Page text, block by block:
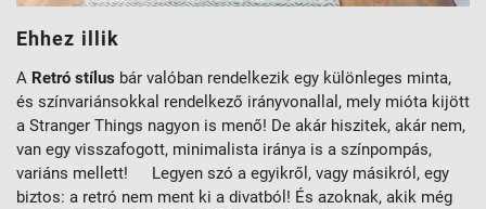
Ehhez illik
A Retró stílus bár valóban rendelkezik egy különleges minta,
és színvariánsokkal rendelkező irányvonallal, mely mióta kijött
a Stranger Things nagyon is menő! De akár hiszitek, akár nem,
van egy visszafogott, minimalista iránya is a színpompás,
variáns mellett! Legyen szó a egyikről, vagy másikról, egy
biztos: a retró nem ment ki a divatból! És azoknak, akik még